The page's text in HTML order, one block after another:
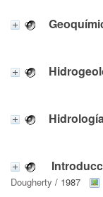
Dougherty / 1987